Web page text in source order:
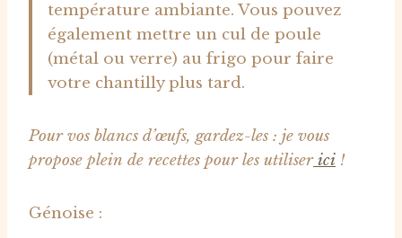
température ambiante. Vous pouvez
également mettre un cul de poule
(métal ou verre) au frigo pour faire
votre chantilly plus tard.
Pour vos blancs d’œufs, gardez-les : je vous
propose plein de recettes pour les utiliserici !
Génoise :